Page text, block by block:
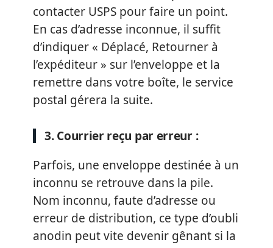
contacter USPS pour faire un point.
En cas d’adresse inconnue, il suffit
d’indiquer « Déplacé, Retourner à
l’expéditeur » sur l’enveloppe et la
remettre dans votre boîte, le service
postal gérera la suite.
3. Courrier reçu par erreur :
Parfois, une enveloppe destinée à un
inconnu se retrouve dans la pile.
Nom inconnu, faute d’adresse ou
erreur de distribution, ce type d’oubli
anodin peut vite devenir gênant si la